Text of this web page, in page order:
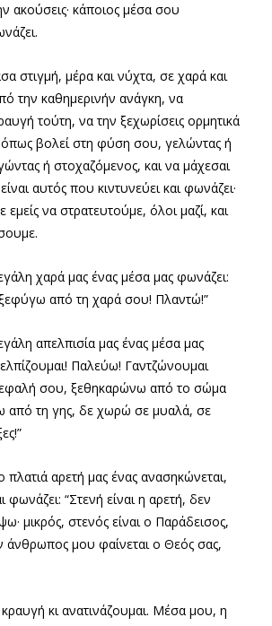
ακούσεις· κάποιος μέσα σου
στιγμή, μέρα και νύχτα, σε χαρά και
την καθημερινήν ανάγκη, να
τούτη, να την ξεχωρίσεις ορμητικά
βολεί στη φύση σου, γελώντας ή
ή στοχαζόμενος, και να μάχεσαι
αυτός που κιντυνεύει και φωνάζει·
να στρατευτούμε, όλοι μαζί, και
χαρά μας ένας μέσα μας φωνάζει:
από τη χαρά σου! Πλαντώ!”
απελπισία μας ένας μέσα μας
Παλεύω! Γαντζώνουμαι
σου, ξεθηκαρώνω από το σώμα
από τη γης, δε χωρώ σε μυαλά, σε
αρετή μας ένας ανασηκώνεται,
φωνάζει: “Στενή είναι η αρετή, δεν
μικρός, στενός είναι ο Παράδεισος,
άνθρωπος μου φαίνεται ο Θεός σας,
κι ανατινάζουμαι. Μέσα μου, η